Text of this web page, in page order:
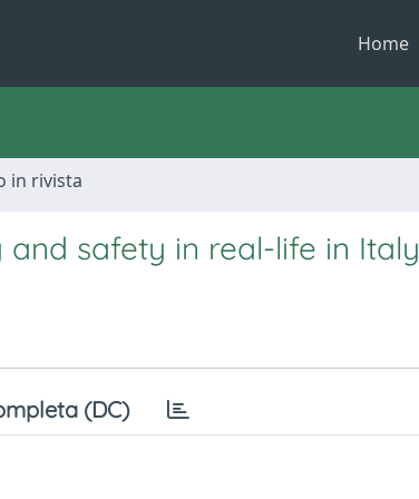
Home
in rivista
safety in real-life in Italy
(DC)